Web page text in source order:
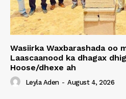
Wasiirka Waxbarashada oo
Laascaanood ka dhagax
Hoose/dhexe ah
Leyla Aden - August 4, 2026